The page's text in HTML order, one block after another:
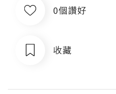
0個讚好
收藏